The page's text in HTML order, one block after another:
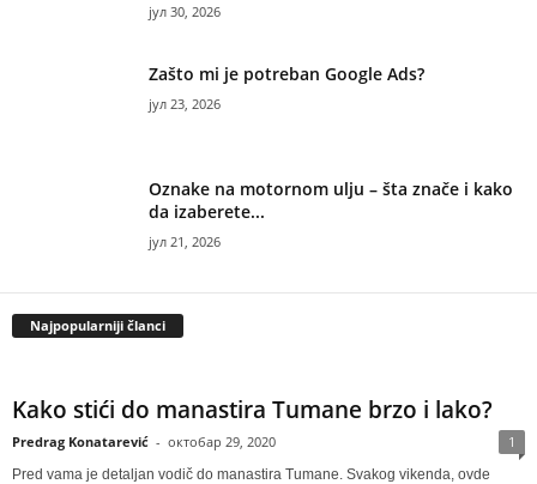
јул 30, 2026
Zašto mi je potreban Google Ads?
јул 23, 2026
Oznake na motornom ulju – šta znače i kako
da izaberete...
јул 21, 2026
Najpopularniji članci
Kako stići do manastira Tumane brzo i lako?
Predrag Konatarević - октобар 29, 2020 1
Pred vama je detaljan vodič do manastira Tumane. Svakog vikenda, ovde